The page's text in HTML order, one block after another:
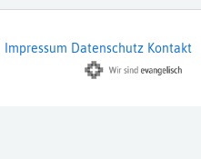
Impressum Datenschutz Kontakt